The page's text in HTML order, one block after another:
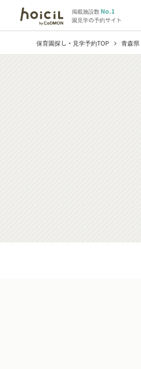
掲載施設数No.1
園見学の予約サイト
保育園探し・見学予約TOP chevron_right 青森県